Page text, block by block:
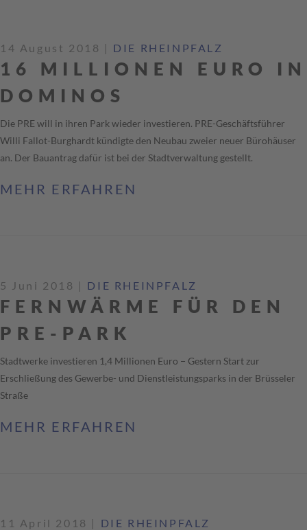
14 August 2018 | DIE RHEINPFALZ
16 MILLIONEN EURO IN
DOMINOS
Die PRE will in ihren Park wieder investieren. PRE-Geschäftsführer
Willi Fallot-Burghardt kündigte den Neubau zweier neuer Bürohäuser
an. Der Bauantrag dafür ist bei der Stadtverwaltung gestellt.
MEHR ERFAHREN
5 Juni 2018 | DIE RHEINPFALZ
FERNWÄRME FÜR DEN
PRE-PARK
Stadtwerke investieren 1,4 Millionen Euro − Gestern Start zur
Erschließung des Gewerbe- und Dienstleistungsparks in der Brüsseler
Straße
MEHR ERFAHREN
11 April 2018 | DIE RHEINPFALZ